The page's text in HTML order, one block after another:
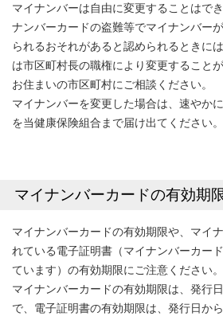
マイナンバーは自由に変更することはで
ナンバーカードの盗難等でマイナンバー
られるおそれがあると認められるときに
は市区町村長の職権により変更することが
お住まいの市区町村にご相談ください。
マイナンバーを変更した場合は、速やか
を当健康保険組合まで届け出てください。
マイナンバーカードの有効期
マイナンバーカードの有効期限や、マイ
れている電子証明書（マイナンバーカー
ています）の有効期限にご注意ください。
マイナンバーカードの有効期限は、発行
で、電子証明書の有効期限は、発行日か